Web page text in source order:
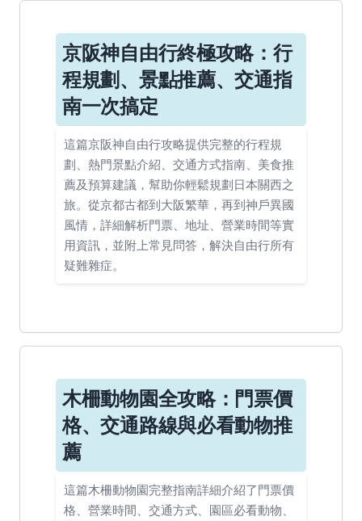
京阪神自由行終極攻略：行
程規劃、景點推薦、交通指
南一次搞定
這篇京阪神自由行攻略提供完整的行程規
劃、熱門景點介紹、交通方式指南、美食推
薦及預算建議，幫助你輕鬆規劃日本關西之
旅。從京都古都到大阪繁華，再到神戶異國
風情，詳細解析門票、地址、營業時間等實
用資訊，並附上常見問答，解決自由行所有
疑難雜症。
木柵動物園全攻略：門票價
格、交通路線與必看動物推
薦
這篇木柵動物園完整指南詳細介紹了門票價
格、營業時間、交通方式、園區必看動物、